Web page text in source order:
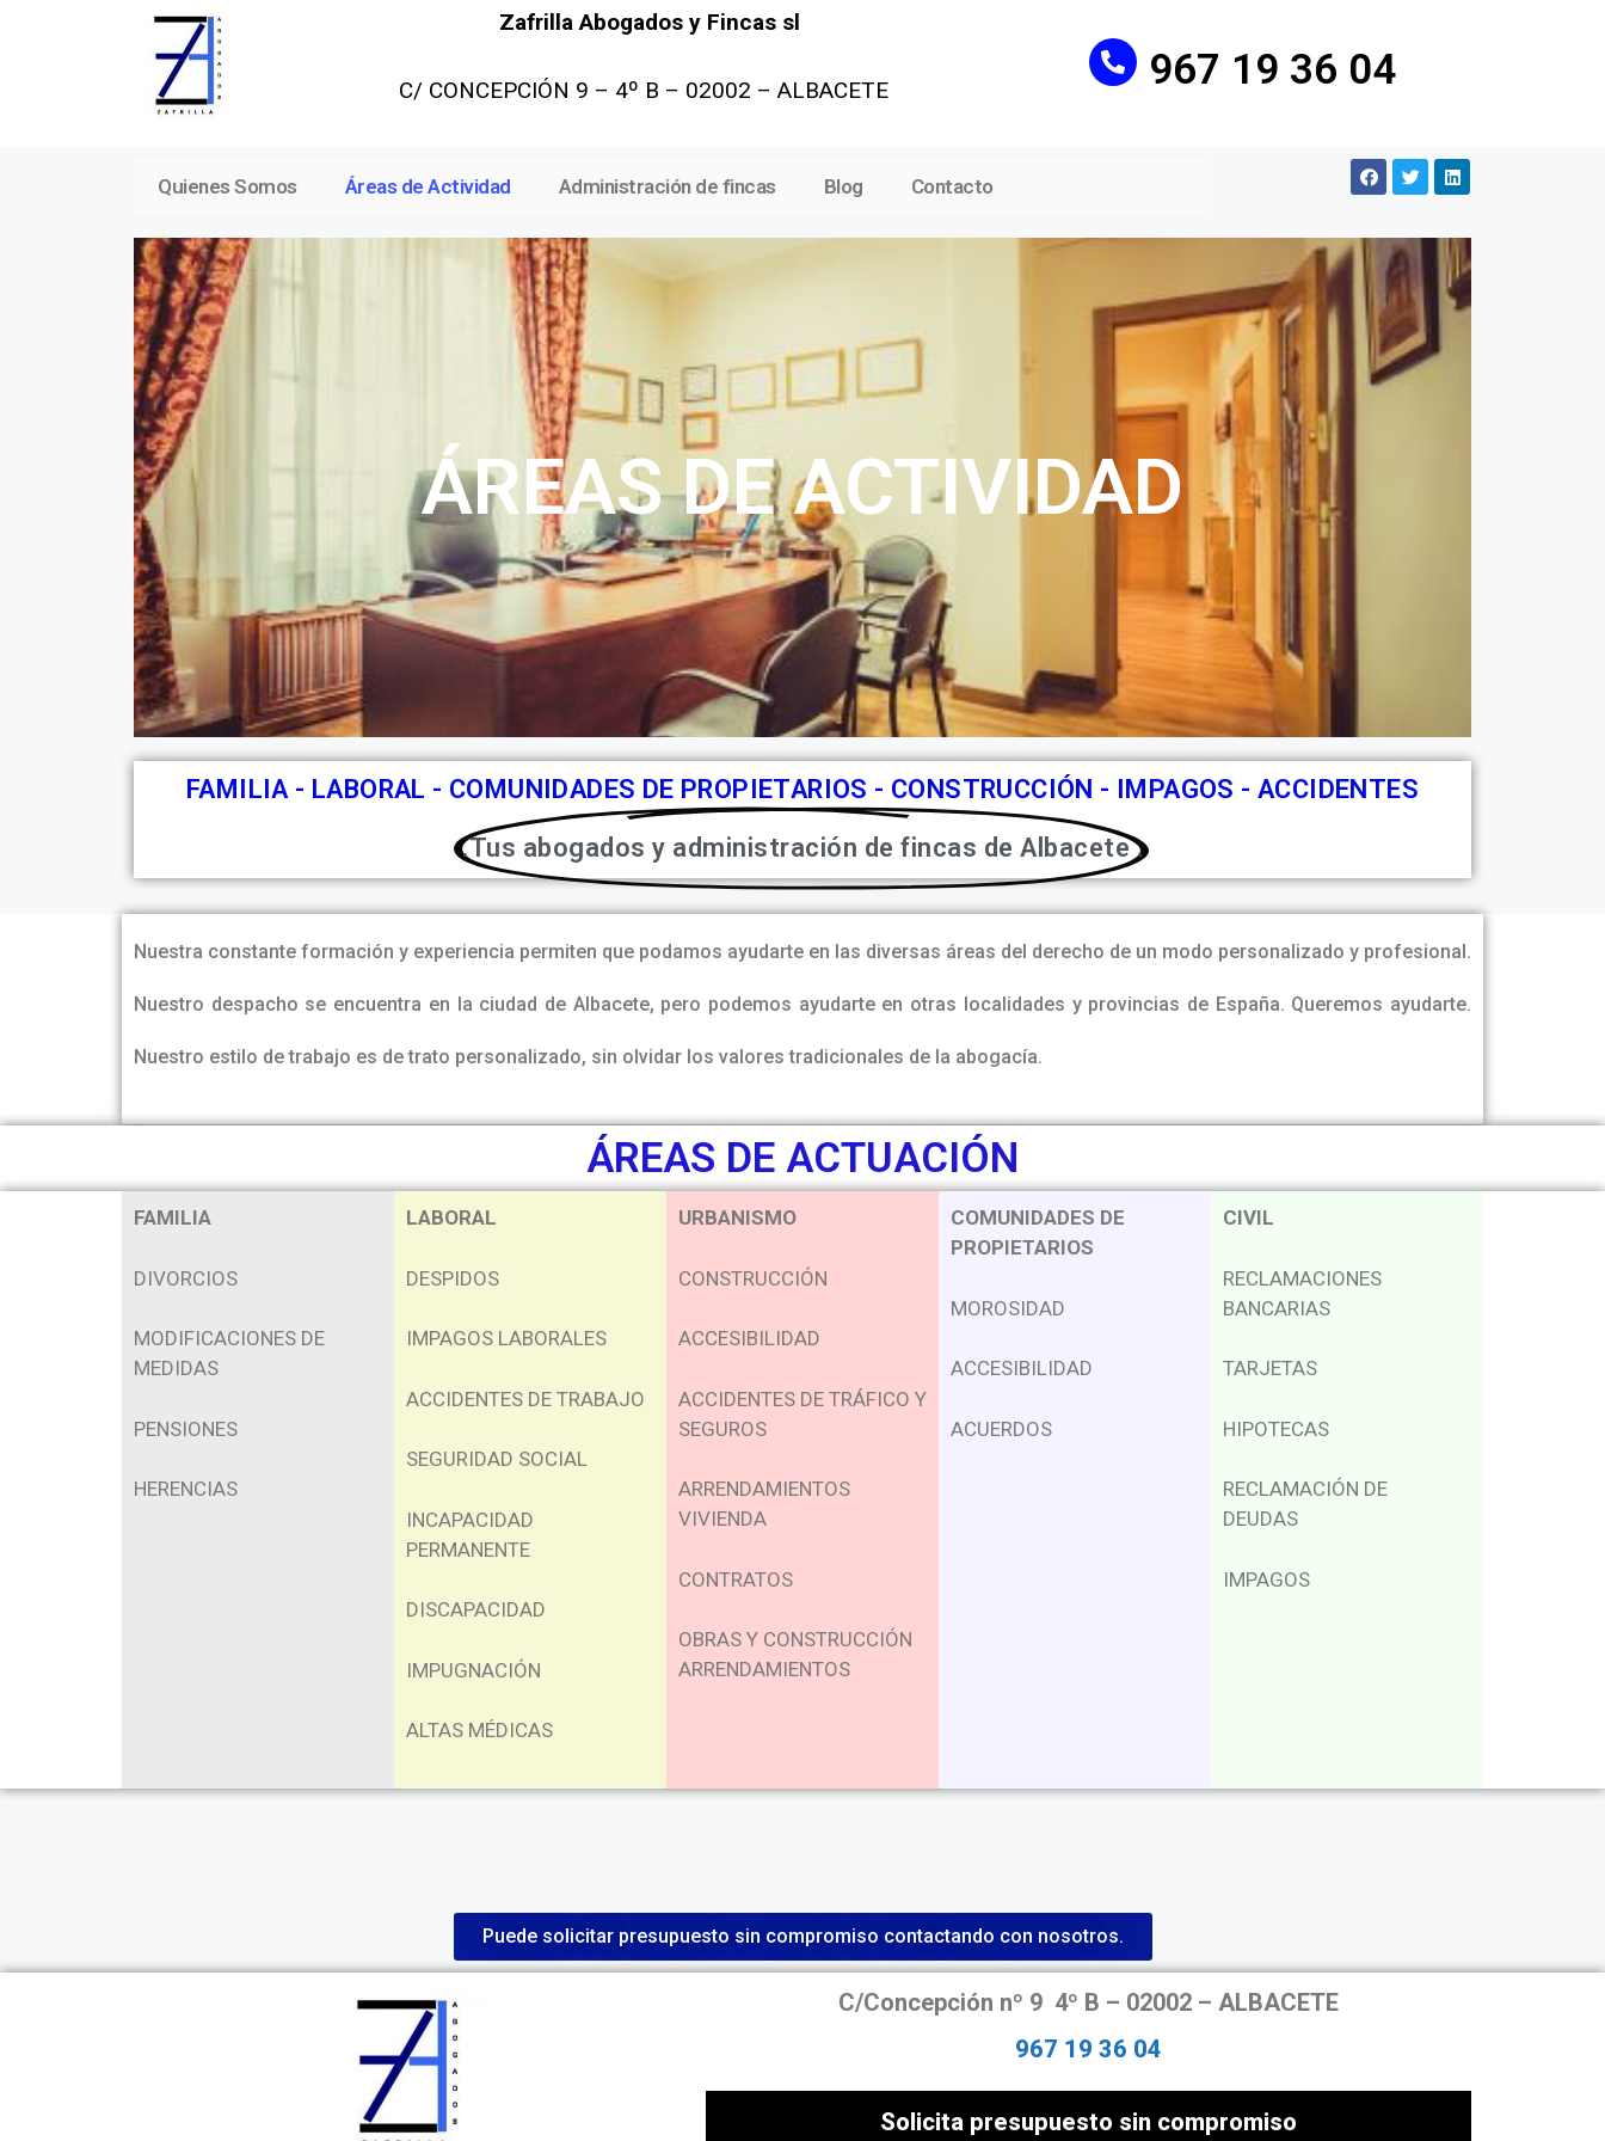
Zafrilla Abogados y Fincas sl
C/ CONCEPCIÓN 9 – 4º B – 02002 – ALBACETE 967 19 36 04
Quienes Somos Áreas de Actividad Administración de fincas Blog Contacto
ÁREAS DE ACTIVIDAD
FAMILIA - LABORAL - COMUNIDADES DE PROPIETARIOS - CONSTRUCCIÓN - IMPAGOS - ACCIDENTES
.Tus abogados y administración de fincas de Albacete .
Nuestra constante formación y experiencia permiten que podamos ayudarte en las diversas áreas del derecho de un modo personalizado y profesional.
Nuestro despacho se encuentra en la ciudad de Albacete, pero podemos ayudarte en otras localidades y provincias de España. Queremos ayudarte.
Nuestro estilo de trabajo es de trato personalizado, sin olvidar los valores tradicionales de la abogacía.
ÁREAS DE ACTUACIÓN
FAMILIA
DIVORCIOS
MODIFICACIONES DE
MEDIDAS
PENSIONES
HERENCIAS
LABORAL
DESPIDOS
IMPAGOS LABORALES
ACCIDENTES DE TRABAJO
SEGURIDAD SOCIAL
INCAPACIDAD
PERMANENTE
DISCAPACIDAD
IMPUGNACIÓN
ALTAS MÉDICAS
URBANISMO
CONSTRUCCIÓN
ACCESIBILIDAD
ACCIDENTES DE TRÁFICO Y
SEGUROS
ARRENDAMIENTOS
VIVIENDA
CONTRATOS
OBRAS Y CONSTRUCCIÓN
ARRENDAMIENTOS
COMUNIDADES DE
PROPIETARIOS
MOROSIDAD
ACCESIBILIDAD
ACUERDOS
CIVIL
RECLAMACIONES
BANCARIAS
TARJETAS
HIPOTECAS
RECLAMACIÓN DE
DEUDAS
IMPAGOS
Puede solicitar presupuesto sin compromiso contactando con nosotros.
C/Concepción nº 9 4º B – 02002 – ALBACETE
967 19 36 04
Solicita presupuesto sin compromiso